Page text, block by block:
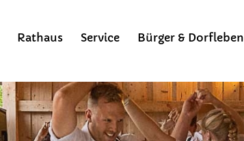
Rathaus Service Bürger & Dorfleben